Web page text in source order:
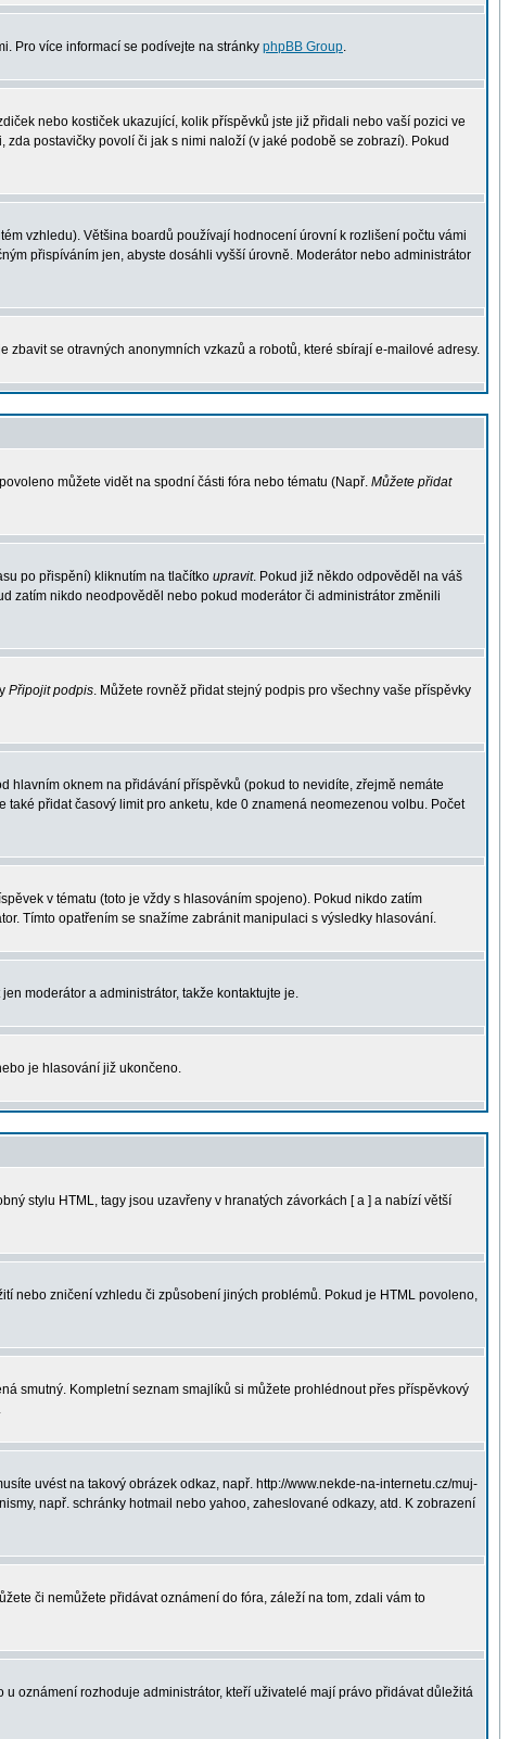
Pro více informací se podívejte na stránky phpBB Group.
nebo kostiček ukazující, kolik příspěvků jste již přidali nebo vaší pozici ve
postavičky povolí či jak s nimi naloží (v jaké podobě se zobrazí). Pokud
vzhledu). Většina boardů používají hodnocení úrovní k rozlišení počtu vámi
přispíváním jen, abyste dosáhli vyšší úrovně. Moderátor nebo administrátor
se otravných anonymních vzkazů a robotů, které sbírají e-mailové adresy.
můžete vidět na spodní části fóra nebo tématu (Např. Můžete přidat
po přispění) kliknutím na tlačítko upravit. Pokud již někdo odpověděl na váš
zatím nikdo neodpověděl nebo pokud moderátor či administrátor změnili
Připojit podpis. Můžete rovněž přidat stejný podpis pro všechny vaše příspěvky
hlavním oknem na přidávání příspěvků (pokud to nevidíte, zřejmě nemáte
také přidat časový limit pro anketu, kde 0 znamená neomezenou volbu. Počet
v tématu (toto je vždy s hlasováním spojeno). Pokud nikdo zatím
Tímto opatřením se snažíme zabránit manipulaci s výsledky hlasování.
moderátor a administrátor, takže kontaktujte je.
je hlasování již ukončeno.
stylu HTML, tagy jsou uzavřeny v hranatých závorkách [ a ] a nabízí větší
nebo zničení vzhledu či způsobení jiných problémů. Pokud je HTML povoleno,
smutný. Kompletní seznam smajlíků si můžete prohlédnout přes příspěvkový
uvést na takový obrázek odkaz, např. http://www.nekde-na-internetu.cz/muj-
např. schránky hotmail nebo yahoo, zaheslované odkazy, atd. K zobrazení
či nemůžete přidávat oznámení do fóra, záleží na tom, zdali vám to
oznámení rozhoduje administrátor, kteří uživatelé mají právo přidávat důležitá